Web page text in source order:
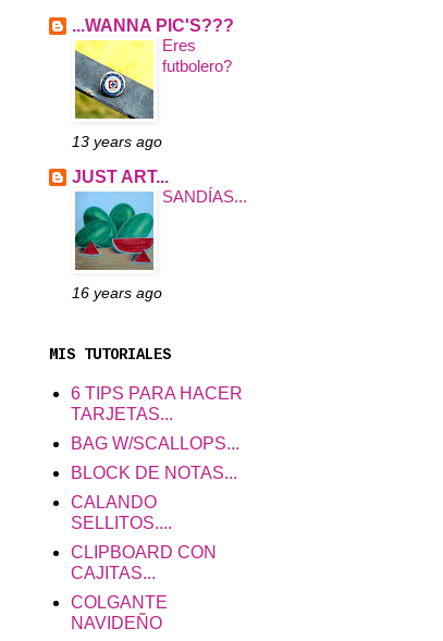
...WANNA PIC'S???
Eres
futbolero?
13 years ago
JUST ART...
SANDÍAS...
16 years ago
MIS TUTORIALES
6 TIPS PARA HACER
TARJETAS...
BAG W/SCALLOPS...
BLOCK DE NOTAS...
CALANDO
SELLITOS....
CLIPBOARD CON
CAJITAS...
COLGANTE
NAVIDEÑO